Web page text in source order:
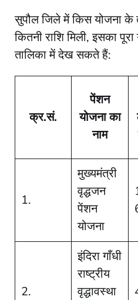
​सुपौल जिले में किस योजना के
कितनी राशि मिली, इसका
तालिका में देख सकते हैं:
क्र.सं.
पेंशन
योजना का
नाम
1.
मुख्यमंत्री
वृद्धजन
पेंशन
योजना
2.
इंदिरा गाँधी
राष्ट्रीय
वृद्धावस्था